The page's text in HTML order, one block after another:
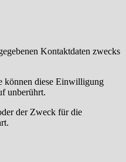
Kontaktdaten zwecks
können diese Einwilligung
unberührt.
der Zweck für die